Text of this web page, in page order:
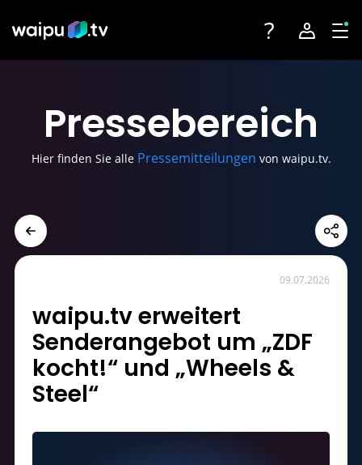
Angebote
Streaming-Partner
Geräte
Toggle navigation
Account
Registrieren
Pressebereich
Hier finden Sie alle Pressemitteilungen von waipu.tv.
09.07.2026
waipu.tv erweitert
Senderangebot um „ZDF
kocht!“ und „Wheels &
Steel“